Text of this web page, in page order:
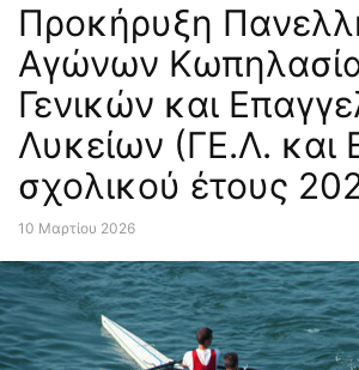
Προκήρυξη
Αγώνων
Γενικών και
Λυκείων (ΓΕ.Λ. και
σχολικού έτους
10 Μαρτίου 2026